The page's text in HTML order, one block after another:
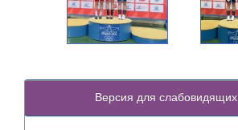
Версия для слабовидящих